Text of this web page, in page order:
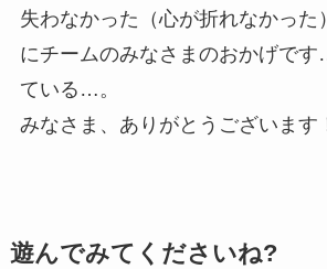
失わなかった（心が折れなかった
にチームのみなさまのおかげで
ている…。
みなさま、ありがとうございます
遊んでみてくださいね?